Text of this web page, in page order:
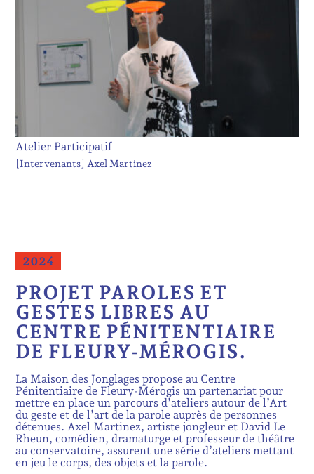
Atelier Participatif
[Intervenants] Axel Martinez
2024
PROJET PAROLES ET
GESTES LIBRES AU
CENTRE PÉNITENTIAIRE
DE FLEURY-MÉROGIS.
La Maison des Jonglages propose au Centre
Pénitentiaire de Fleury-Mérogis un partenariat pour
mettre en place un parcours d’ateliers autour de l’Art
du geste et de l’art de la parole auprès de personnes
détenues. Axel Martinez, artiste jongleur et David Le
Rheun, comédien, dramaturge et professeur de théâtre
au conservatoire, assurent une série d’ateliers mettant
en jeu le corps, des objets et la parole.